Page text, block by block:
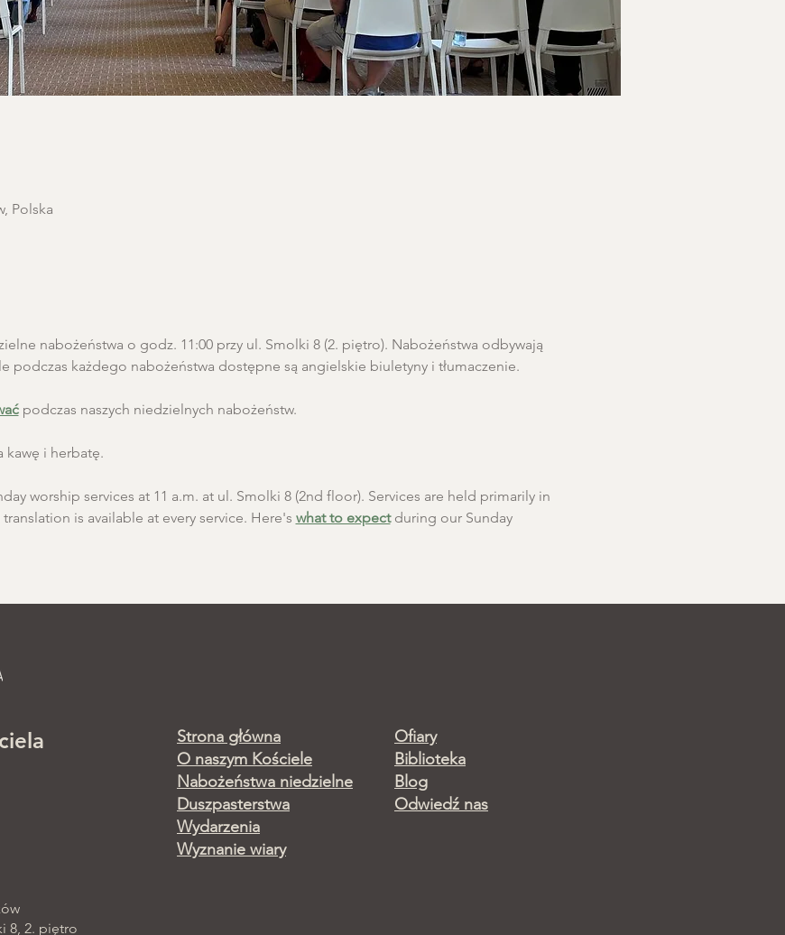
Polska
nabożeństwa o godz. 11:00 przy ul. Smolki 8 (2. piętro). Nabożeństwa odbywają
podczas każdego nabożeństwa dostępne są angielskie biuletyny i tłumaczenie.
podczas naszych niedzielnych nabożeństw.
kawę i herbatę.
worship services at 11 a.m. at ul. Smolki 8 (2nd floor). Services are held primarily in
is available at every service. Here's what to expect during our Sunday
8, 2. piętro
Strona główna
O naszym Kościele
Nabożeństwa niedzielne
Duszpasterstwa
Wydarzenia
Wyznanie wiary
Ofiary
Biblioteka
Blog
Odwiedź nas